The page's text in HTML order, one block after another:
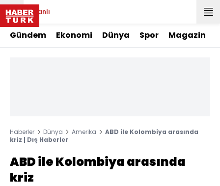
Canlı
Gündem Ekonomi Dünya Spor Magazin
Haberler Dünya Amerika
ABD ile Kolombiya arasında
kriz | Dış Haberler
ABD ile Kolombiya arasında
kriz